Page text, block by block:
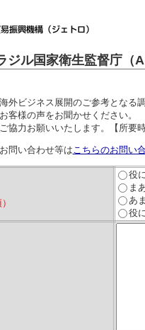
ジル国家衛生監督庁（
外ビジネス展開のご参考となる
客様の声をお聞かせください。
協力お願いいたします。【所要
問い合わせ等はこちらのお問い
役
ま
あ
役